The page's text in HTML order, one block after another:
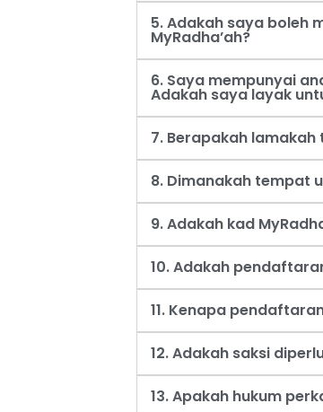
5. Adakah saya boleh
MyRadha’ah?
6. Saya mempunyai
Adakah saya layak
7. Berapakah
8. Dimanakah tempat
9. Adakah kad
10. Adakah
11. Kenapa
12. Adakah saksi
13. Apakah hukum